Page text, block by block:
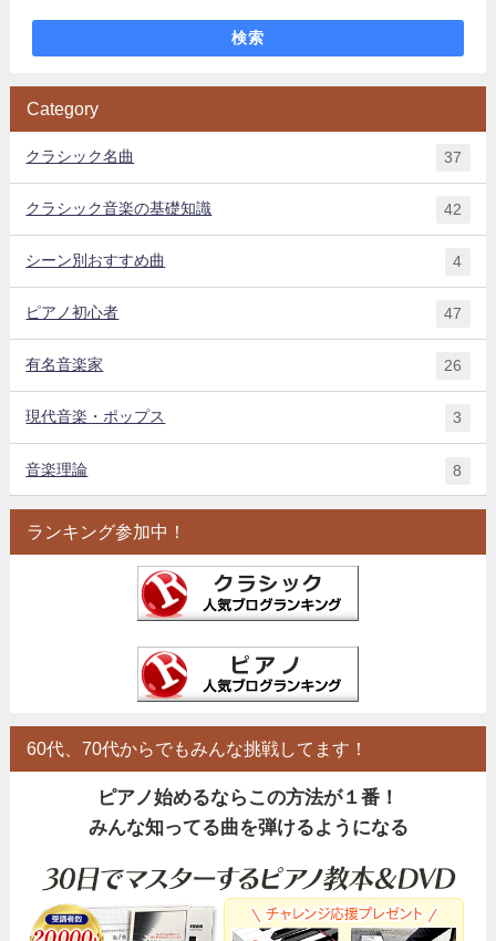
検索
Category
クラシック名曲 37
クラシック音楽の基礎知識 42
シーン別おすすめ曲 4
ピアノ初心者 47
有名音楽家 26
現代音楽・ポップス 3
音楽理論 8
ランキング参加中！
60代、70代からでもみんな挑戦してます！
ピアノ始めるならこの方法が１番！
みんな知ってる曲を弾けるようになる